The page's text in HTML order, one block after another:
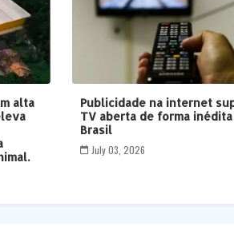
alta
Publicidade na internet
TV aberta de forma
Brasil
July 03, 2026